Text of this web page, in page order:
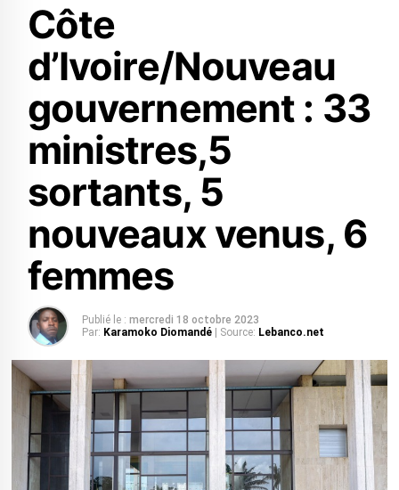
Côte
d’Ivoire/Nouveau
gouvernement : 33
ministres,5
sortants, 5
nouveaux venus, 6
femmes
Publié le : mercredi 18 octobre 2023
Par: Karamoko Diomandé | Source: Lebanco.net